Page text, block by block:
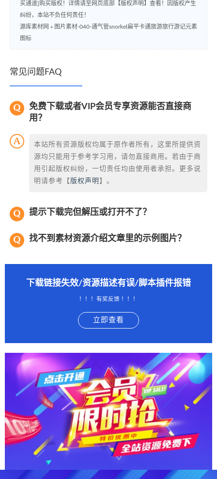
买通道]购买版权！详情请至网页底部【版权声明】查看！因版权产生
纠纷，本站不负任何责任！
源库素材网 » 图片素材-040-通气管snorkel扁平卡通旅游旅行游记元素
图标
常见问题FAQ
免费下载或者VIP会员专享资源能否直接商
用？
本站所有资源版权均属于原作者所有，这里所提供资
源均只能用于参考学习用，请勿直接商用。若由于商
用引起版权纠纷，一切责任均由使用者承担。更多说
明请参考【 版权声明 】。
提示下载完但解压或打开不了？
找不到素材资源介绍文章里的示例图片？
下载链接失效/资源描述有误/脚本插件报错
！！！有奖反馈 ！！！
立即查看